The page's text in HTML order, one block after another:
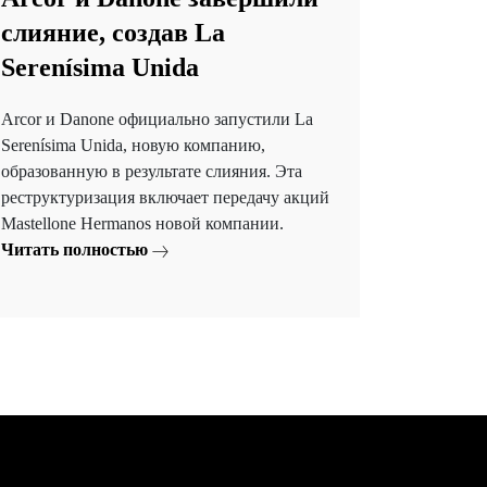
слияние, создав La
Serenísima Unida
Arcor и Danone официально запустили La
Serenísima Unida, новую компанию,
образованную в результате слияния. Эта
реструктуризация включает передачу акций
Mastellone Hermanos новой компании.
Читать полностью